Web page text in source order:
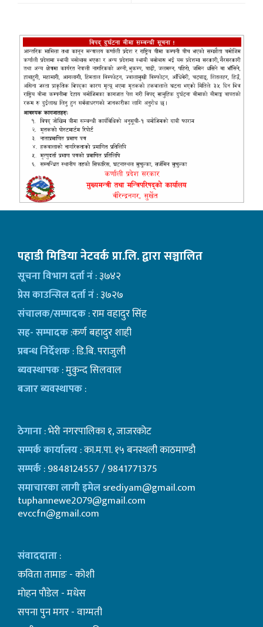
पहाडी मिडिया नेटवर्क प्रा.लि. द्वारा सञ्चालित
सूचना विभाग दर्ता नं: ३७४२
प्रेस काउन्सिल दर्ता नं: ३७२७
संचालक/सम्पादक: राम वहादुर सिंह
सह- सम्पादक:कर्ण बहादुर शाही
प्रबन्ध निर्देशक: डि.बि. पराजुली
ब्यवस्थापक: मुकुन्द सिलवाल
बजार ब्यवस्थापक:
ठेगाना: भेरी नगरपालिका १, जाजरकोट
सम्पर्क कार्यालय: का.म.पा. १५ बनस्थली काठमाण्डाै
सम्पर्क: 9848124557 / 9841771375
समाचारका लागी इमेलsrediyam@gmail.com
tuphannewe2079@gmail.com
evccfn@gmail.com
संवाददाता:
कविता तामाङ - कोशी
माेहन पाैडेल - मधेस
सपना पुन मगर - वाग्मती